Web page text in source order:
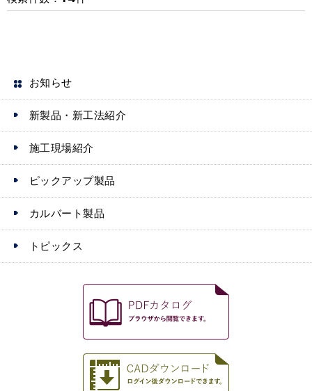
お知らせ
新製品・新工法紹介
施工現場紹介
ピックアップ製品
カルバート製品
トピックス